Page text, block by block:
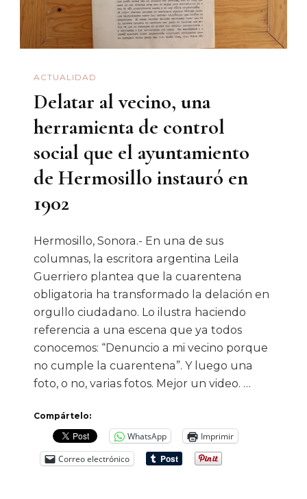
ACTUALIDAD
Delatar al vecino, una
herramienta de control
social que el ayuntamiento
de Hermosillo instauró en
1902
Hermosillo, Sonora.- En una de sus
columnas, la escritora argentina Leila
Guerriero plantea que la cuarentena
obligatoria ha transformado la delación en
orgullo ciudadano. Lo ilustra haciendo
referencia a una escena que ya todos
conocemos: “Denuncio a mi vecino porque
no cumple la cuarentena”. Y luego una
foto, o no, varias fotos. Mejor un video. …
Compártelo:
WhatsApp
Imprimir
Correo electrónico